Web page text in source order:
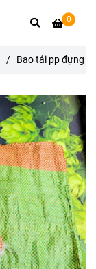
0
/ Bao tải pp đựng